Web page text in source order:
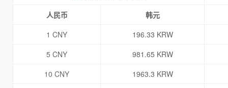
人民币
韩元
1 CNY
196.33 KRW
5 CNY
981.65 KRW
10 CNY
1963.3 KRW